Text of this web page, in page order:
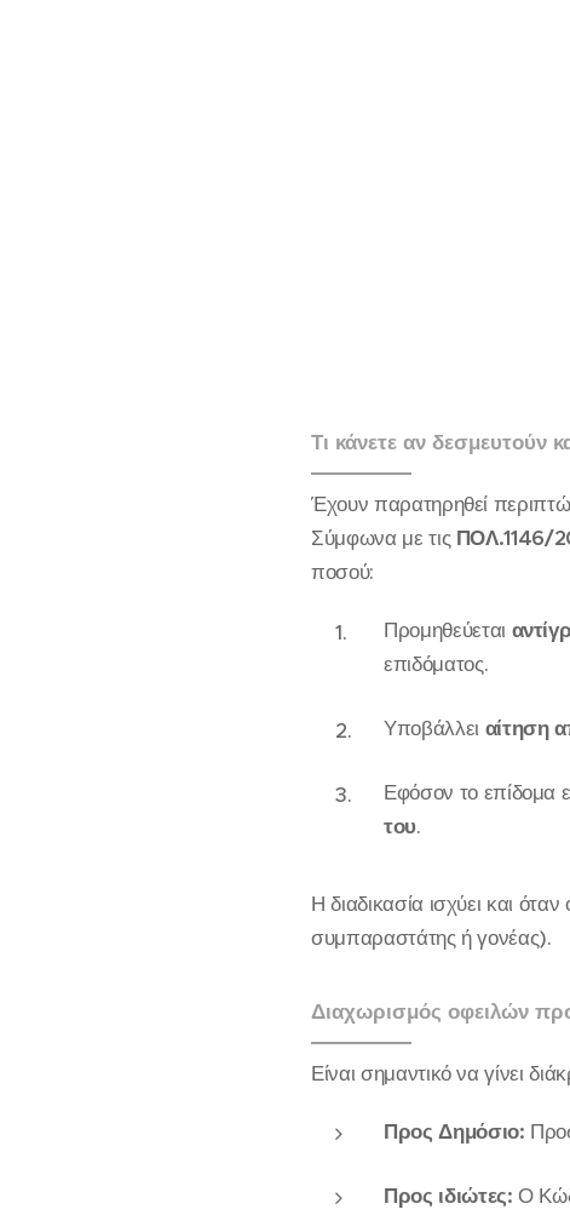
Τι κάνετε αν δεσμευτούν
Έχουν παρατηρηθεί
Σύμφωνα με τις ΠΟΛ.1146/
ποσού:
Προμηθεύεται
επιδόματος.
Υποβάλλει αίτηση
Εφόσον το επίδομα
του.
Η διαδικασία ισχύει και
συμπαραστάτης ή γονέας).
Διαχωρισμός οφειλών
Είναι σημαντικό να γίνει
Προς Δημόσιο:
Προς ιδιώτες: Ο